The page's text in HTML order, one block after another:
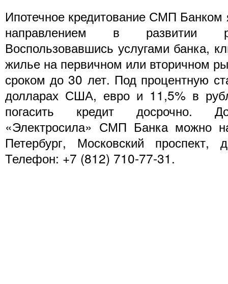
Ипотечное кредитование СМП Банком
направлением в развитии
Воспользовавшись услугами банка,
жилье на первичном или вторичном
сроком до 30 лет. Под процентную
долларах США, евро и 11,5% в
погасить кредит досрочно.
«Электросила» СМП Банка можно
Петербург, Московский
Телефон: +7 (812) 710-77-31.